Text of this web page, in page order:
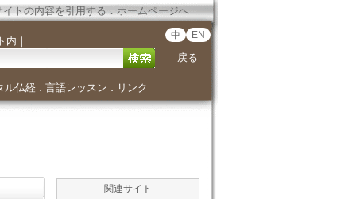
イトの内容を引用する．ホームページへ
内 ｜ 中 EN
戻る
ル仏経． 言語レッスン ． リンク
関連サイト